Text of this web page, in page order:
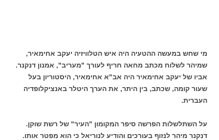
מי שחש במעשה ההטעיה היה איש הטלוויזיה יעקב אחימאיר,
שמיהר לשלוח מכתב מחאה חריף לעורך "מעריב", אמנון דנקנר.
אביו של יעקב אחימאיר היה אב"א אחימאיר, היסטוריון בעל
שעור קומה, שכתב, בין היתר, את הערך היטלר באנציקלופדיה
העברית.
על השתלשלות הפרשה סיפר המקומון "העיר" של רשת שוקן.
דנקנר מיהר לנזוף בעורכים והודיע לנוריאל כי הוא מפטר אותו.